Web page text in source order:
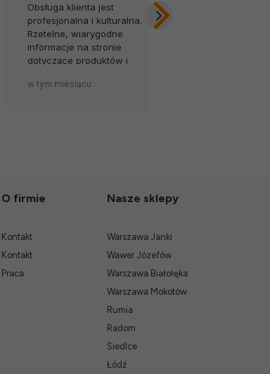
Obsługa klienta jest
profesjonalna i kulturalna.
Rzetelne, wiarygodne
informacje na stronie
dotyczące produktów i
atut sklepu. 💪🔥
w tym miesiącu
O firmie
Kontakt
Kontakt
Praca
Nasze sklepy
Warszawa Janki
Wawer Józefów
Warszawa Białołęka
Warszawa Mokotów
Rumia
Radom
Siedlce
Łódź